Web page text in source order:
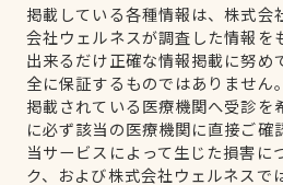
掲載している各種情報は、株式会
会社ウェルネスが調査した情報を
出来るだけ正確な情報掲載に努め
全に保証するものではありません。
掲載されている医療機関へ受診を
に必ず該当の医療機関に直接ご確
当サービスによって生じた損害に
ク、および株式会社ウェルネスで